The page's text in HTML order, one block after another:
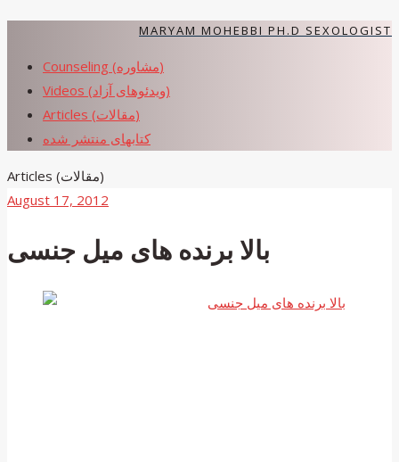
MARYAM MOHEBBI PH.D SEXOLOGIST
Counseling (مشاوره)
Videos (ویدئوهای آزاد)
Articles (مقالات)
کتابهای منتشر شده
Articles (مقالات)
August 17, 2012
بالا برنده های میل جنسی